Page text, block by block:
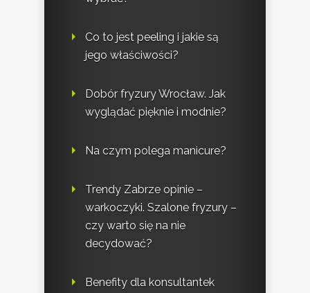
Co to jest peeling i jakie są
jego właściwości?
Dobór fryzury Wrocław. Jak
wyglądać pięknie i modnie?
Na czym polega manicure?
Trendy Zabrze opinie –
warkoczyki. Szalone fryzury –
czy warto się na nie
decydować?
Benefity dla konsultantek